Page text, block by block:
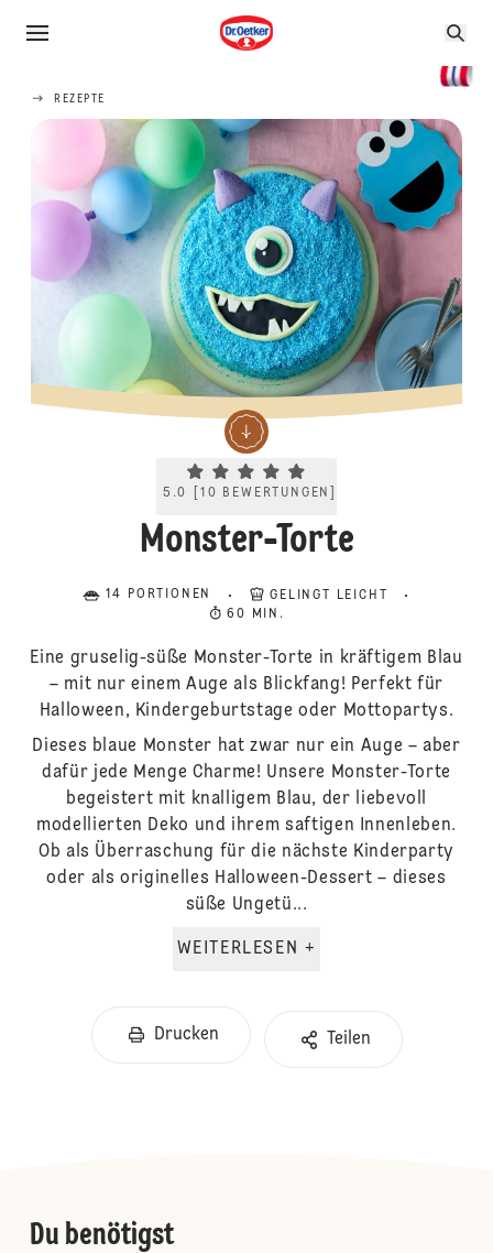
REZEPTE
Current rating 5.0. Click to rate.
5.0 [10 BEWERTUNGEN
Monster-Torte
14 PORTIONEN
GELINGT LEICHT
60 MIN.
Eine gruselig-süße Monster-Torte in kräftigem Blau
– mit nur einem Auge als Blickfang! Perfekt für
Halloween, Kindergeburtstage oder Mottopartys.
Dieses blaue Monster hat zwar nur ein Auge – aber
dafür jede Menge Charme! Unsere Monster-Torte
begeistert mit knalligem Blau, der liebevoll
modellierten Deko und ihrem saftigen Innenleben.
Ob als Überraschung für die nächste Kinderparty
oder als originelles Halloween-Dessert – dieses
süße Ungetü...
WEITERLESEN +
Drucken Teilen
Du benötigst